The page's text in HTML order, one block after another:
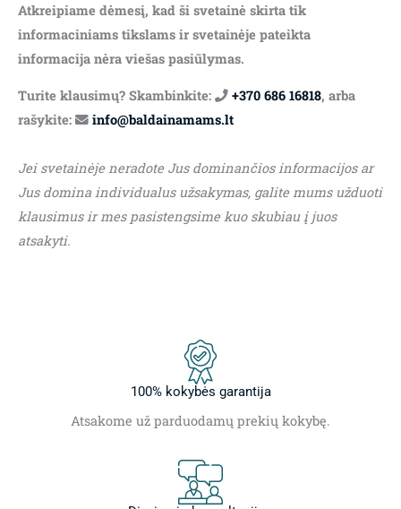
Atkreipiame dėmesį, kad ši svetainė skirta tik
informaciniams tikslams ir svetainėje pateikta
informacija nėra viešas pasiūlymas.
Turite klausimų? Skambinkite: +370 686 16818, arba
rašykite:
info@baldainamams.lt
Jei svetainėje neradote Jus dominančios informacijos ar
Jus domina individualus užsakymas, galite mums užduoti
klausimus ir mes pasistengsime kuo skubiau į juos
atsakyti.
100% kokybės garantija
Atsakome už parduodamų prekių kokybę.